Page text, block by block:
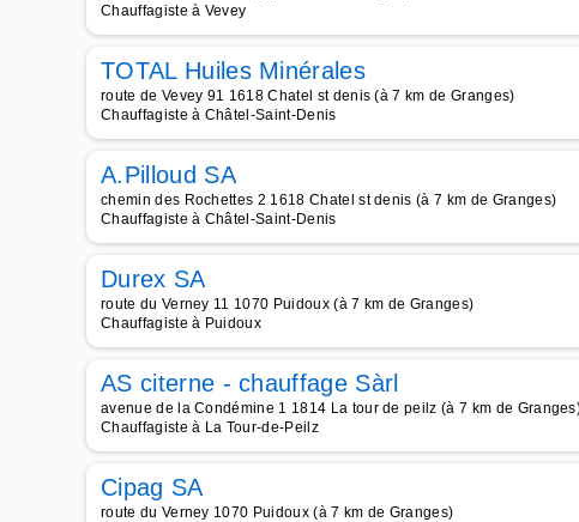
Chauffagiste à Vevey
TOTAL Huiles Minérales
route de Vevey 91 1618 Chatel st denis (à 7 km de Granges)
Chauffagiste à Châtel-Saint-Denis
A.Pilloud SA
chemin des Rochettes 2 1618 Chatel st denis (à 7 km de Granges)
Chauffagiste à Châtel-Saint-Denis
Durex SA
route du Verney 11 1070 Puidoux (à 7 km de Granges)
Chauffagiste à Puidoux
AS citerne - chauffage Sàrl
avenue de la Condémine 1 1814 La tour de peilz (à 7 km de
Chauffagiste à La Tour-de-Peilz
Cipag SA
route du Verney 1070 Puidoux (à 7 km de Granges)